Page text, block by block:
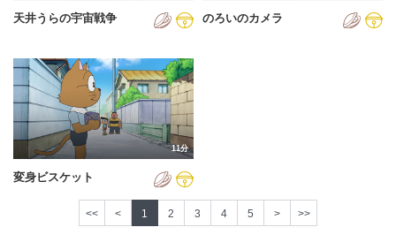
天井うらの宇宙戦争 のろいのカメラ
11分
変身ビスケット
<< < 1 2 3 4 5 > >>